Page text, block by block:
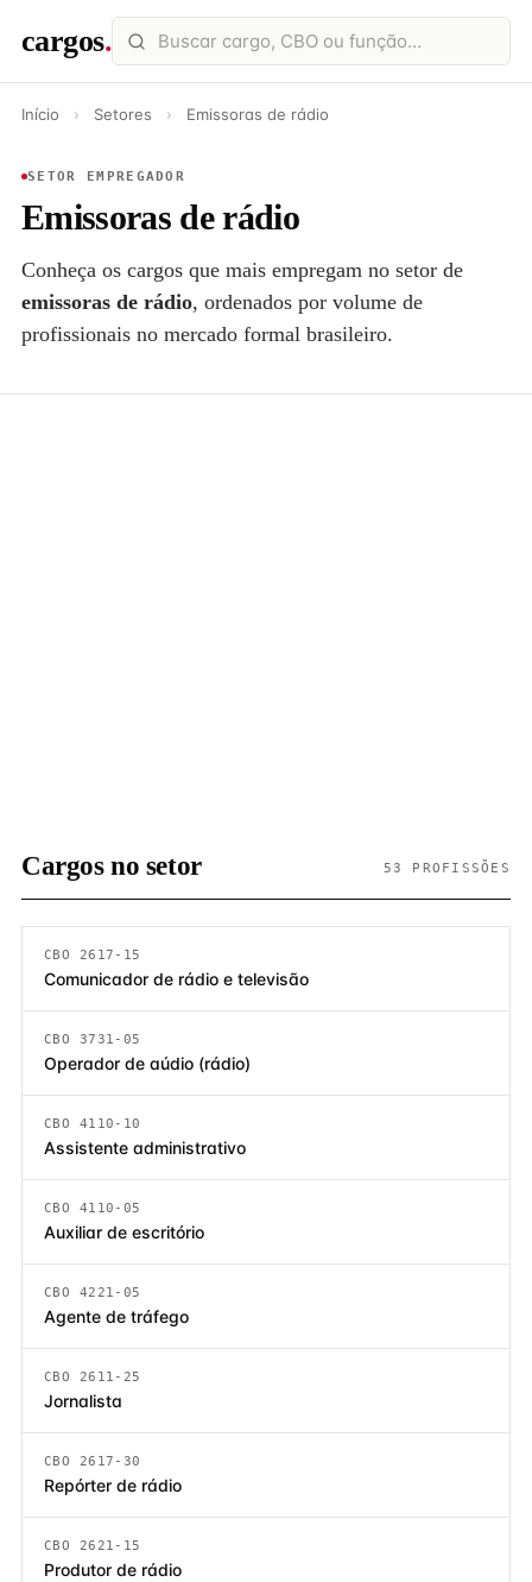
cargos.
Início › Setores › Emissoras de rádio
SETOR EMPREGADOR
Emissoras de rádio
Conheça os cargos que mais empregam no setor de
emissoras de rádio, ordenados por volume de
profissionais no mercado formal brasileiro.
Cargos no setor 53 PROFISSÕES
CBO 2617-15
Comunicador de rádio e televisão
CBO 3731-05
Operador de aúdio (rádio)
CBO 4110-10
Assistente administrativo
CBO 4110-05
Auxiliar de escritório
CBO 4221-05
Agente de tráfego
CBO 2611-25
Jornalista
CBO 2617-30
Repórter de rádio
CBO 2621-15
Produtor de rádio